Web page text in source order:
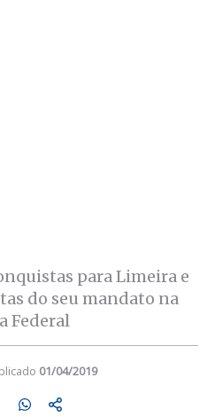
para Limeira e
do seu mandato na
Federal
01/04/2019